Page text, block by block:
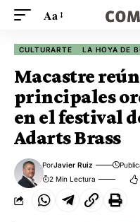
Aa
CULTURARTE LA HOYA DE
Macastre
principales
en el festival
Adarts Brass
PorJavier Ruiz
2 Min Lectura